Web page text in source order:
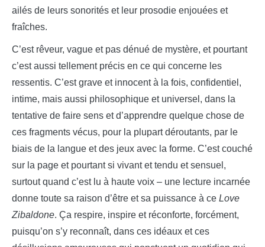
ailés de leurs sonorités et leur prosodie enjouées et
fraîches.
C’est rêveur, vague et pas dénué de mystère, et pourtant
c’est aussi tellement précis en ce qui concerne les
ressentis. C’est grave et innocent à la fois, confidentiel,
intime, mais aussi philosophique et universel, dans la
tentative de faire sens et d’apprendre quelque chose de
ces fragments vécus, pour la plupart déroutants, par le
biais de la langue et des jeux avec la forme. C’est couché
sur la page et pourtant si vivant et tendu et sensuel,
surtout quand c’est lu à haute voix – une lecture incarnée
donne toute sa raison d’être et sa puissance à ce Love
Zibaldone. Ça respire, inspire et réconforte, forcément,
puisqu’on s’y reconnaît, dans ces idéaux et ces